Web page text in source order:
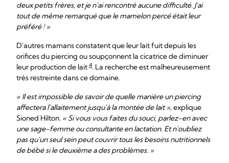
deux petits frères, et je n'ai rencontré aucune difficulté. J'ai
tout de même remarqué que le mamelon percé était leur
préféré ! »
D'autres mamans constatent que leur lait fuit depuis les
orifices du piercing ou soupçonnent la cicatrice de diminuer
leur production de lait 4. La recherche est malheureusement
très restreinte dans ce domaine.
« Il est impossible de savoir de quelle manière un piercing
affectera l'allaitement jusqu'à la montée de lait », explique
Sioned Hilton. « Si vous vous faites du souci, parlez-en avec
une sage-femme ou consultante en lactation. Et n'oubliez
pas qu'un seul sein peut couvrir tous les besoins nutritionnels
de bébé si le deuxième a des problèmes. »